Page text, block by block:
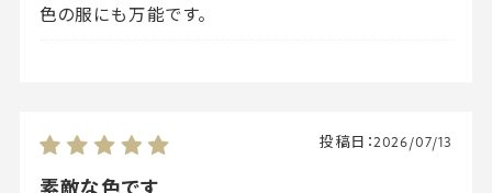
色の服にも万能です。
投稿日：2026/07/13